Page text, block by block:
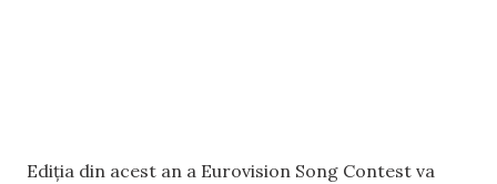
Ediția din acest an a Eurovision Song Contest va